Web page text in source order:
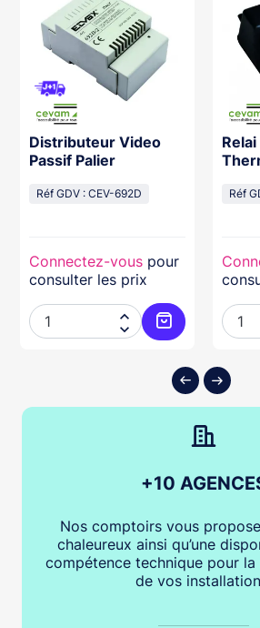
au panier
Distributeur Video
Passif Palier
Réf GDV : CEV-692D
Connectez-vous pour
consulter les prix


Ajouter au
Réf
+10
Nos comptoirs vous
chaleureux ainsi qu’une
compétence technique pour
de vos